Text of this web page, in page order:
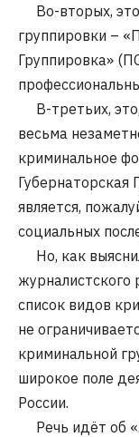
Во-вторых,
группировки –
Группировка»
В-третьих,
весьма
криминальное
Губернаторская
является,
социальных
Но, как
журналистского
список видов
не
криминальной
широкое поле
России.
Речь идёт об